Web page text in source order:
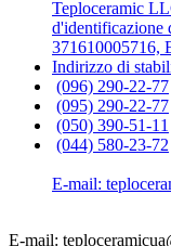
Teploceramic
d'identificazione
371610005716,
Indirizzo di
(096) 290-22-77
(095) 290-22-77
(050) 390-51-11
(044) 580-23-72
E-mail:
E-mail: